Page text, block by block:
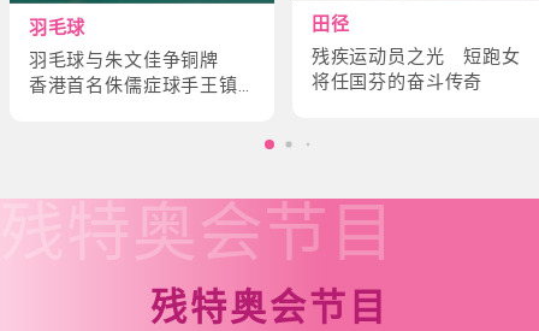
羽毛球
羽毛球与朱文佳争铜牌
香港首名侏儒症球手王镇
田径
残疾运动员之光 短跑女
将任国芬的奋斗传奇
残特奥会节目
残特奥会节目